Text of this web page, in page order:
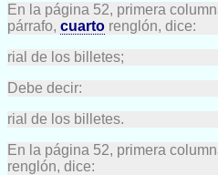
En la página 52, primera
párrafo, cuarto renglón, dice:
rial de los billetes;
Debe decir:
rial de los billetes.
En la página 52, primera
renglón, dice: